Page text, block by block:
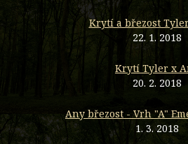
Krytí a březost
22. 1. 2018
Krytí Tyler x
20. 2. 2018
Any březost - Vrh "A"
1. 3. 2018